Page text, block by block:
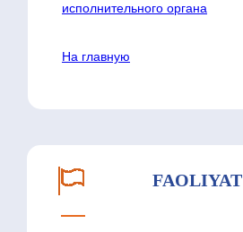
исполнительного органа
На главную
FAOLIYAT